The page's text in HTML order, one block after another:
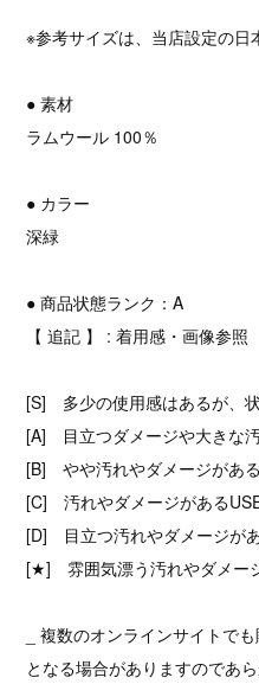
※参考サイズは、当店設定の日
● 素材
ラムウール 100％
● カラー
深緑
● 商品状態ランク：A
【 追記 】 : 着用感・画像参照
[S] 多少の使用感はあるが、
[A] 目立つダメージや大きな
[B] やや汚れやダメージがあ
[C] 汚れやダメージがある
[D] 目立つ汚れやダメージが
[★] 雰囲気漂う汚れやダメー
_ 複数のオンラインサイトで
となる場合がありますのであ